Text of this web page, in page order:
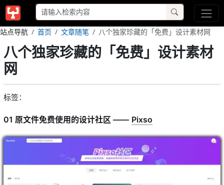
站点导航 首页 文章随笔 八个独家珍藏的「免费」设计素材网
八个独家珍藏的「免费」设计素材
网
标签：
01 原文件免费使用的设计社区 —— Pixso